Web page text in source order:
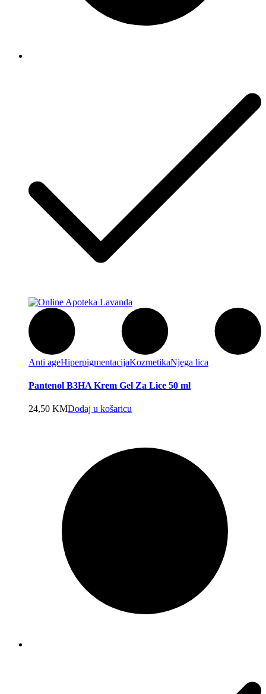
Anti ageHiperpigmentacijaKozmetikaNjega lica
Pantenol B3HA Krem Gel Za Lice 50 ml
24,50 KMDodaj u košaricu